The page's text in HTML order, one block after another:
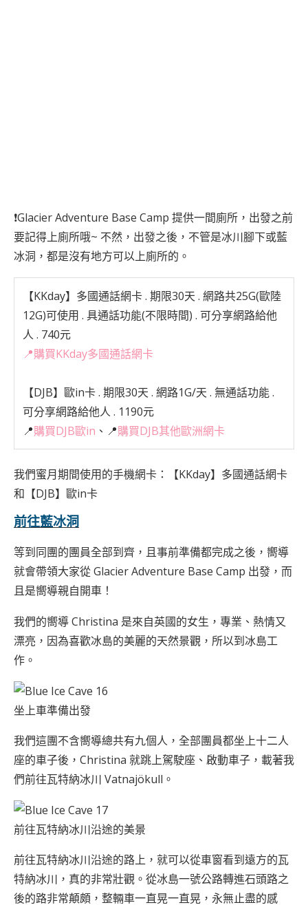
❗Glacier Adventure Base Camp 提供一間廁所，出發之前
要記得上廁所哦~ 不然，出發之後，不管是冰川腳下或藍
冰洞，都是沒有地方可以上廁所的。
【KKday】多國通話網卡. 期限30天 . 網路共25G(歐陸
12G)可使用 . 具通話功能(不限時間) . 可分享網路給他
人 . 740元
📍購買KKday多國通話網卡
【DJB】歐in卡. 期限30天 . 網路1G/天 . 無通話功能 .
可分享網路給他人 . 1190元
📍購買DJB歐in 、📍購買DJB其他歐洲網卡
我們蜜月期間使用的手機網卡：
【KKday】多國通話網卡
和 【DJB】歐in卡
前往藍冰洞
等到同團的團員全部到齊，且事前準備都完成之後，嚮導
就會帶領大家從 Glacier Adventure Base Camp 出發，而
且是嚮導親自開車！
我們的嚮導 Christina 是來自英國的女生，專業、熱情又
漂亮，因為喜歡冰島的美麗的天然景觀，所以到冰島工
作。
坐上車準備出發
我們這團不含嚮導總共有九個人，全部團員都坐上十二人
座的車子後，Christina 就跳上駕駛座、啟動車子，載著我
們前往瓦特納冰川 Vatnajökull。
前往瓦特納冰川沿途的美景
前往瓦特納冰川沿途的路上，就可以從車窗看到遠方的瓦
特納冰川，真的非常壯觀。從冰島一號公路轉進石頭路之
後的路非常顛頗，整輛車一直晃一直晃，永無止盡的感